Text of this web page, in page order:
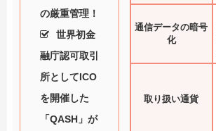
の厳重管理！
世界初金
融庁認可取引
所としてICO
を開催した
「QASH」が
通信データの暗号
化
取り扱い通貨